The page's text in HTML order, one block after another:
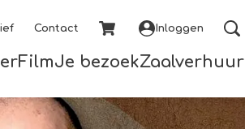
Contact Inloggen
FilmJe bezoekZaalverhuur